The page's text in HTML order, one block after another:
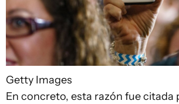
Getty Images
En concreto, esta razón fue citada